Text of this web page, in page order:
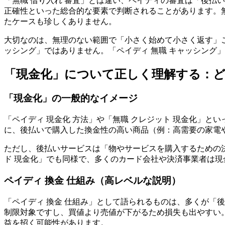
正確性といった総合的な要素で判断されることがあります
たケースも珍しくありません。
大切なのは、無理のない範囲で「小さく始めて小さく返す
ッシング」ではありません。「ペイディ 無職 キャッシング
「現金化」について正しく理解する：
「現金化」の一般的なイメージ
「ペイディ 現金化 方法」や「無職 クレジット 現金化」と
に、後払いで購入した換金性の高い商品（例：高需要の家
ただし、後払いサービスは「物やサービスを購入するため
ド 現金化」でも同様で、多くのカード会社や決済事業者は
ペイディ 換金 仕組み（高レベルな説明）
「ペイディ 換金 仕組み」として語られるものは、多くが
制限対象ですし、買値より売値が下がるため損失も出やす
益を招く可能性があります。